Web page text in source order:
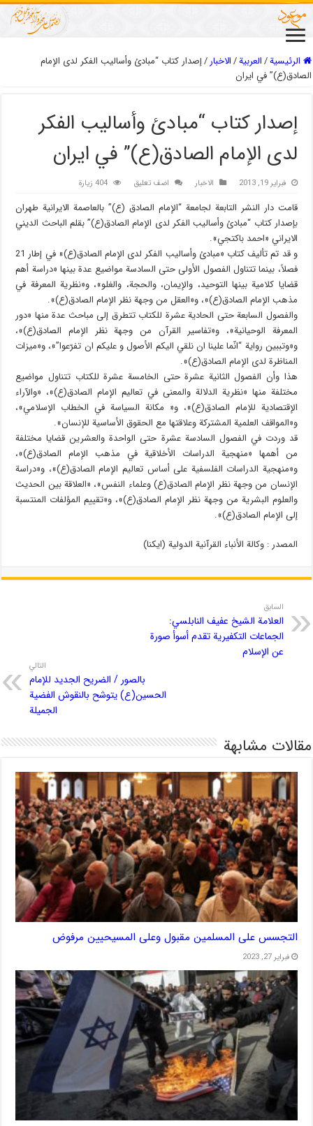
الرئيسية/العربیة/الاخبار/إصدار كتاب “مبادئ وأساليب الفكر لدى الإمام
الصادق(ع)” في ايران
إصدار كتاب “مبادئ وأساليب الفكر
لدى الإمام الصادق(ع)” في ايران
فبراير 19, 2013 الاخبار اضف تعليق 404 زيارة
قامت دار النشر التابعة لجامعة “الإمام الصادق (ع)” بالعاصمة الايرانية طهران
بإصدار كتاب “مبادئ وأساليب الفكر لدى الإمام الصادق(ع)” بقلم الباحث الديني
الايراني «احمد باكتجي».
و قد تم تأليف كتاب «مبادئ وأساليب الفكر لدى الإمام الصادق(ع)» في إطار 21
فصلاً، بينما تتناول الفصول الأولى حتى السادسة مواضيع عدة بينها «دراسة أهم
قضايا كلامية بينها التوحيد، والإيمان، والحجة، والغلو»، و«نظرية المعرفة في
مذهب الإمام الصادق(ع)»، و«العقل من وجهة نظر الإمام الصادق(ع)».
والفصول السابعة حتى الحادية عشرة للكتاب تتطرق إلى مباحث عدة منها «دور
المعرفة الوحيانية»، و«تفاسير القرآن من وجهة نظر الإمام الصادق(ع)»،
و«وتببين رواية “انّما علينا ان نلقي اليكم الأصول و عليكم ان تفرّعوا”»، و«ميزات
المناظرة لدى الإمام الصادق(ع)».
هذا وأن الفصول الثانية عشرة حتى الخامسة عشرة للكتاب تتناول مواضيع
مختلفة منها «نظرية الدلالة والمعنى في تعاليم الإمام الصادق(ع)»، «والآراء
الإقتصادية للإمام الصادق(ع)»، و« مكانة السياسة في الخطاب الإسلامي»،
و«المواقف العلمية المشتركة وعلاقتها مع الحقوق الأساسية للإنسان».
قد وردت في الفصول السادسة عشرة حتى الواحدة والعشرين قضايا مختلفة
من أهمها «منهجية الدراسات الأخلاقية في مذهب الإمام الصادق(ع)»،
و«منهجية الدراسات الفلسفية على أساس تعاليم الإمام الصادق(ع)»، و«دراسة
الإنسان من وجهة نظر الإمام الصادق(ع) وعلماء النفس»، «العلاقة بين الحديث
والعلوم البشرية من وجهة نظر الإمام الصادق(ع)»، و«تقييم المؤلفات المنتسبة
إلى الإمام الصادق(ع)».
المصدر : وكالة الأنباء القرآنية الدولية (ايكنا)
السابق
العلامة الشيخ عفيف النابلسي:
الجماعات التكفيرية تقدم أسوأ صورة
عن الإسلام
التالي
بالصور / الضريح الجديد للإمام
الحسين(ع) يتوشح بالنقوش الفضية
الجميلة
مقالات مشابهة
التجسس على المسلمين مقبول وعلى المسيحيين مرفوض
فبراير 27, 2023